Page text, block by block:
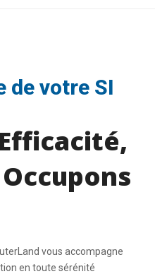
de votre SI
vous accompagne
en toute sérénité